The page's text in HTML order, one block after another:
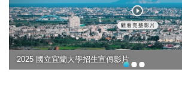
2025 國立宜蘭大學招生宣傳影片